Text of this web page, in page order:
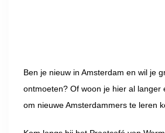
Ben je nieuw in Amsterdam en wil je
ontmoeten? Of woon je hier al langer
om nieuwe Amsterdammers te leren